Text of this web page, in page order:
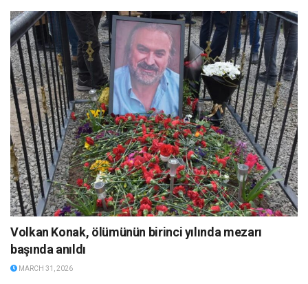
Volkan Konak, ölümünün birinci yılında mezarı
başında anıldı
MARCH 31, 2026